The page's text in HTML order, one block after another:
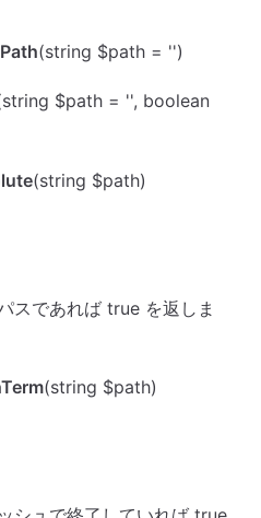
(string $path = '')
$path = '', boolean
(string $path)
スであれば true を返しま
(string $path)